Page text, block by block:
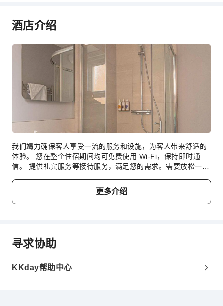
酒店介绍
我们竭力确保客人享受一流的服务和设施，为客人带来舒适的
体验。 您在整个住宿期间均可免费使用 Wi-Fi，保持即时通
信。 提供礼宾服务等接待服务，满足您的需求。需要放松一下
快。请注意，为确保所有客人能够享受更新鲜的空气，住宿内
严禁吸烟。 每间客房均以舒适为宗旨，提供一系列设施服务，
让您享受静谧的睡眠，同时确保您的舒适度。部分客房提供空
心，部分客房提供冲泡咖啡或茶所需的一切器具，您不必担心
口渴问题。 值得注意的是，部分客房浴室配有浴袍、毛巾或吹
Caboose，您可在早晨享用免费的美味早餐。每天在住宿内的
更多介绍
寻求协助
KKday帮助中心